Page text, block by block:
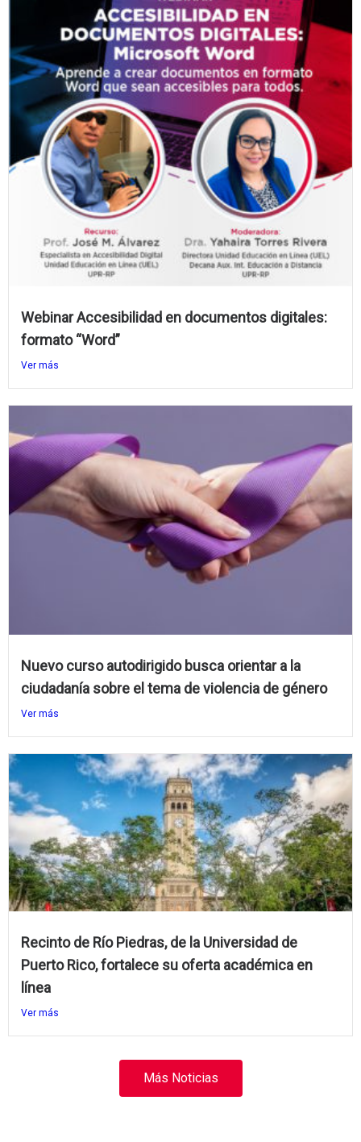
Webinar Accesibilidad en documentos digitales:
formato “Word”
Ver más
Nuevo curso autodirigido busca orientar a la
ciudadanía sobre el tema de violencia de género
Ver más
Recinto de Río Piedras, de la Universidad de
Puerto Rico, fortalece su oferta académica en
línea
Ver más
Más Noticias